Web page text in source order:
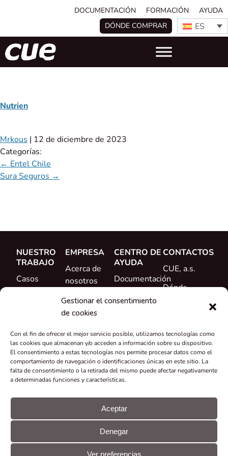
Gestionar el consentimiento
de cookies
Con el fin de ofrecer el mejor servicio posible, utilizamos tecnologías como
las cookies que almacenan y/o acceden a información sobre su dispositivo.
El consentimiento a estas tecnologías nos permite procesar datos como el
comportamiento de navegación o identificaciones únicas en este sitio. La
falta de consentimiento o la retirada del mismo puede afectar negativamente
a determinadas funciones y características.
Aceptar
Denegar
Ver preferencias
DOCUMENTACIÓN FORMACIÓN
AYUDA
DÓNDE COMPRAR
ES
Nutrien
Mrkous | 12 de diciembre de 2023
Categorías:
← Entel Chile
Sura Seguros →
NUESTRO
TRABAJO
Casos
Novedades
EMPRESA
Acerca de
nosotros
Conoce al
equipo
Carrera
profesional
Certificados y
declaraciones
Subvenciones
y proyectos
CENTRO DE
AYUDA
Documentación
Formación
CONTACTOS
CUE, a.s.
Dónde
© CUE, a.s.
Todos los
PreferenciasDeclaración